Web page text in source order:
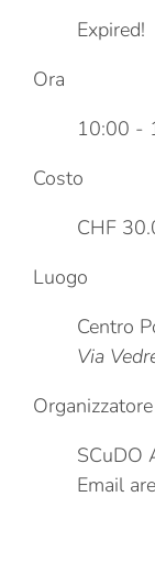
Expired!
Ora
10:00 -
Costo
CHF
Luogo
Centro
Via
Organizzatore
SCuDO
Email